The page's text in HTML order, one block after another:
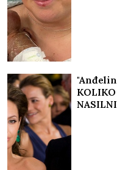
sa
ŠANSE
godine